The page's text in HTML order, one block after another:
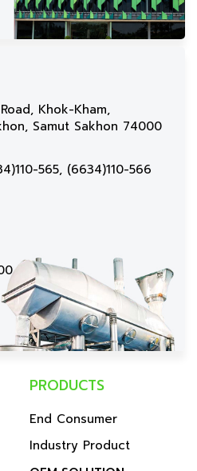
Khok-Kham,
Samut Sakhon 74000
565, (6634)110-566
PRODUCTS
End Consumer
Industry Product